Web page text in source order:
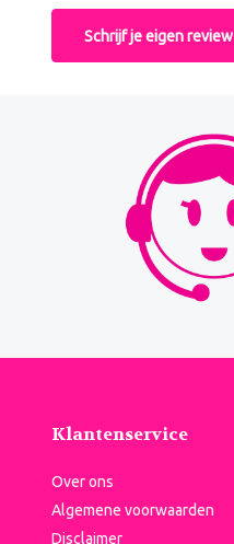
Schrijf je eigen review
Klantenservice
Over ons
Algemene voorwaarden
Disclaimer